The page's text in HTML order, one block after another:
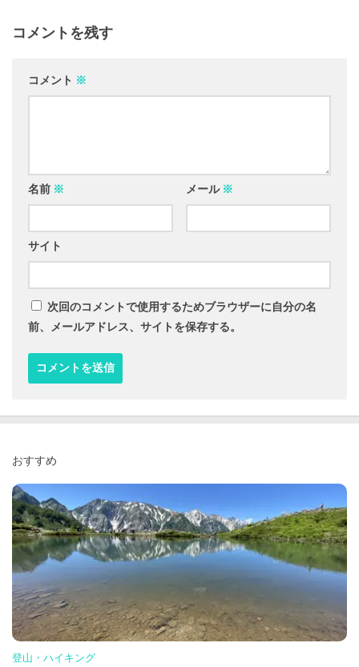
コメントを残す
コメント ※
名前 ※ メール ※
サイト
次回のコメントで使用するためブラウザーに自分の名
前、メールアドレス、サイトを保存する。
おすすめ
登山・ハイキング